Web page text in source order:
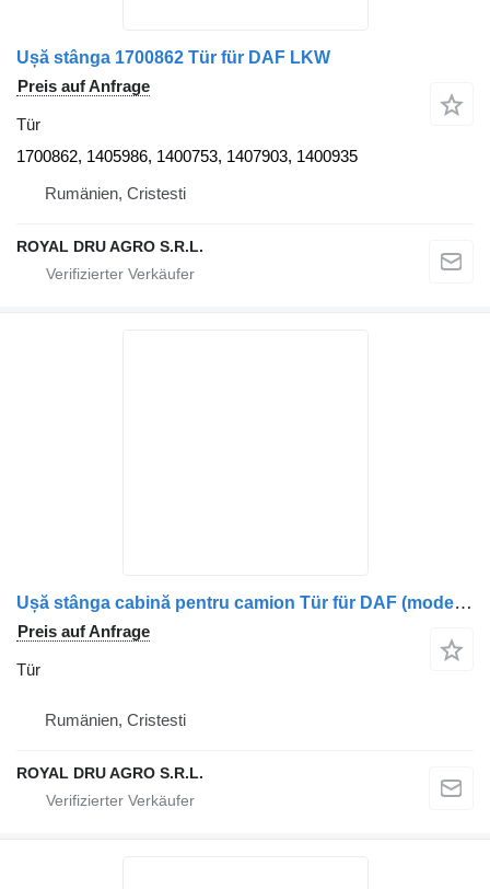
Ușă stânga 1700862 Tür für DAF LKW
Preis auf Anfrage
Tür
1700862, 1405986, 1400753, 1407903, 1400935
Rumänien, Cristesti
ROYAL DRU AGRO S.R.L.
Ușă stânga cabină pentru camion Tür für DAF (model necunoscut) – second hand LKW
Preis auf Anfrage
Tür
Rumänien, Cristesti
ROYAL DRU AGRO S.R.L.